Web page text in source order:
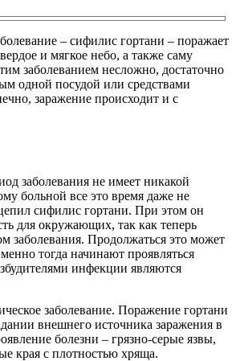
– сифилис гортани – поражает
и мягкое небо, а также саму
заболеванием несложно, достаточно
одной посудой или средствами
заражение происходит и с
заболевания не имеет никакой
больной все это время даже не
сифилис гортани. При этом он
для окружающих, так как теперь
заболевания. Продолжаться это может
тогда начинают проявляться
инфекции являются
заболевание. Поражение гортани
внешнего источника заражения в
болезни – грязно-серые язвы,
края с плотностью хряща.